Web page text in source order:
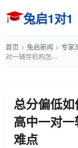
兔启1对1
首页 > 兔启新闻 > 专家
对一辅导机构怎…
总分偏低
高中一对
难点